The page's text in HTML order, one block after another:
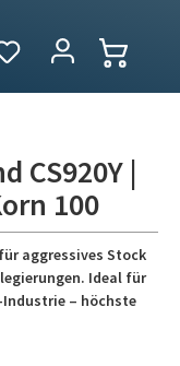
CS920Y |
100
aggressives Stock
Ideal für
– höchste